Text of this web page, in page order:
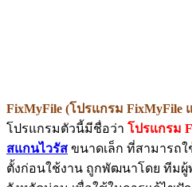
FixMyFile (โปรแกรม FixMyFile
โปรแกรมตัวนี้มีชื่อว่า โปรแกรม
สแกนไวรัส ขนาดเล็ก ที่สามารถใ
ตั้งก่อนใช้งาน ถูกพัฒนาโดย ทีมผู้